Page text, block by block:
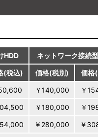
HDD ネットワーク接続型
(税込) 価格(税別) 価格(税
￥140,000 ￥
￥180,000 ￥
￥280,000 ￥